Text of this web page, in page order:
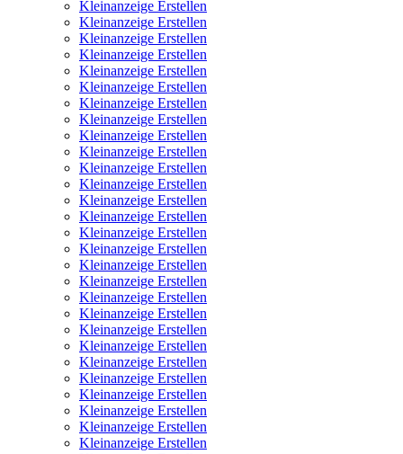
Kleinanzeige Erstellen
Kleinanzeige Erstellen
Kleinanzeige Erstellen
Kleinanzeige Erstellen
Kleinanzeige Erstellen
Kleinanzeige Erstellen
Kleinanzeige Erstellen
Kleinanzeige Erstellen
Kleinanzeige Erstellen
Kleinanzeige Erstellen
Kleinanzeige Erstellen
Kleinanzeige Erstellen
Kleinanzeige Erstellen
Kleinanzeige Erstellen
Kleinanzeige Erstellen
Kleinanzeige Erstellen
Kleinanzeige Erstellen
Kleinanzeige Erstellen
Kleinanzeige Erstellen
Kleinanzeige Erstellen
Kleinanzeige Erstellen
Kleinanzeige Erstellen
Kleinanzeige Erstellen
Kleinanzeige Erstellen
Kleinanzeige Erstellen
Kleinanzeige Erstellen
Kleinanzeige Erstellen
Kleinanzeige Erstellen